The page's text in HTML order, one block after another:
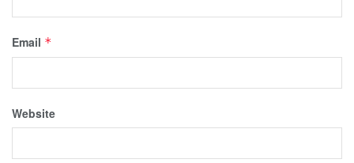
Email *
Website